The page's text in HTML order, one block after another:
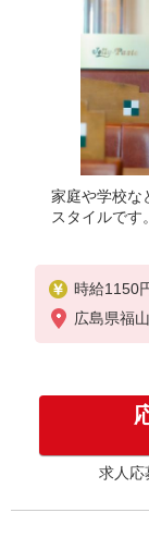
家庭や学校な
スタイルです。
時給1150
※22:00以
※高校生時
■土日・祝
土日・祝
広島県福
求人応